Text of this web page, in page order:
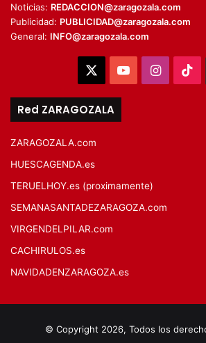
Noticias: REDACCION@zaragozala.com
Publicidad: PUBLICIDAD@zaragozala.com
General: INFO@zaragozala.com
YouTube
Red ZARAGOZALA
ZARAGOZALA.com
HUESCAGENDA.es
TERUELHOY.es (proximamente)
SEMANASANTADEZARAGOZA.com
VIRGENDELPILAR.com
CACHIRULOS.es
NAVIDADENZARAGOZA.es
© Copyright 2026, Todos los